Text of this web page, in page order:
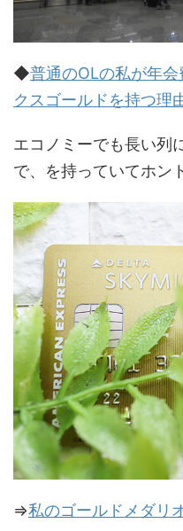
◆普通のOLの私が年
クスゴールドを持つ理
エコノミーでも長い列
で、を持っていてホン
⇒私のゴールドメダリ